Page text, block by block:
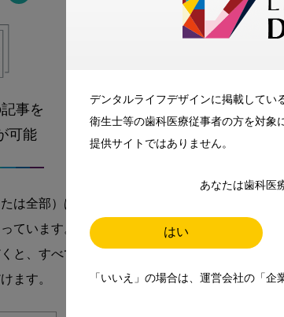
デンタルライフデザインに掲載してい
衛生士等の歯科医療従事者の方を対象
提供サイトではありません。
あなたは歯科医
はい
「いいえ」の場合は、運営会社の「企
事を
可能
は全部）は
ています。
と、すべて
ます。
メールマガ
師、歯科衛生士
お届けします。